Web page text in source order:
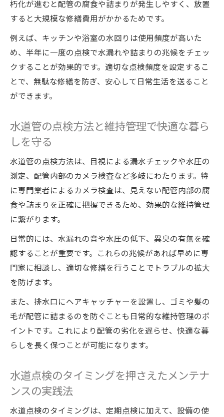
朽化が進むと配管の腐食や詰まりが発生しやすく、放置
すると大規模な修繕費用がかかるためです。
例えば、キッチンや浴室の水回りは使用頻度が高いた
め、半年に一度の点検で水漏れや詰まりの兆候をチェッ
クすることが効果的です。適切な点検頻度を設定するこ
とで、無駄な修繕を防ぎ、安心して日常生活を送ること
ができます。
水道管の点検方法と維持管理で快適な暮ら
しを守る
水道管の点検方法は、目視による漏水チェックや水圧の
測定、配管内部のカメラ検査など多岐にわたります。特
に専門業者によるカメラ検査は、見えない配管内部の腐
食や詰まりを正確に把握できるため、効果的な維持管理
に繋がります。
日常的には、水漏れの音や水圧の低下、異臭の有無を確
認することが重要です。これらの兆候があれば早めに専
門家に相談し、適切な修繕を行うことでトラブルの拡大
を防げます。
また、排水口にヘアキャッチャーを設置し、ゴミや髪の
毛が配管に詰まるのを防ぐことも日常的な維持管理のポ
イントです。これにより配管の劣化を遅らせ、快適な暮
らしを長く保つことが可能になります。
水道点検のタイミングを押さえたメンテナ
ンスの実践法
水道点検のタイミングは、定期点検に加えて、設備の使